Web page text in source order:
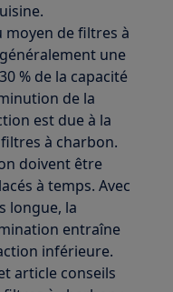
moyen de filtres à
une
% de la capacité
de la
est due à la
à charbon.
doivent être
à temps. Avec
longue, la
entraîne
inférieure.
article conseils